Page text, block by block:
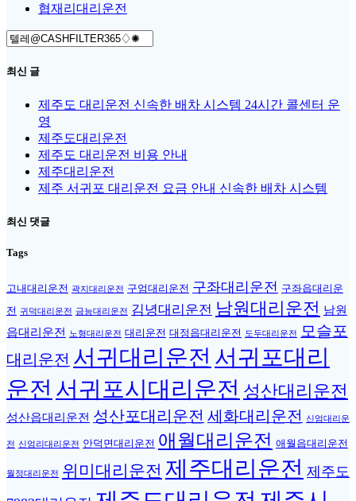
협재리대리운전
Search
for:
최신 글
제주도 대리운전 신속한 배차 시스템 24시간 콜센터 운
영
제주도대리운전
제주도 대리운전 비용 안내
제주대리운전
제주 서귀포 대리운전 요금 안내 신속한 배차 시스템
최신 댓글
Tags
고내대리운전 곽지대리운전 구엄대리운전 구좌대리운전 구좌읍대리운
전 귀덕대리운전 금능대리운전 김녕대리운전 남원대리운전 남원
읍대리운전
노형대리운전 대리운전 대정읍대리운전 도두대리운전
모슬포
대리운전 서귀대리운전 서귀포대리
운전 서귀포시대리운전 성산대리운전
성산읍대리운전 성산포대리운전 세화대리운전 신엄대리운
전 신엄리대리운전 안덕면대리운전 애월대리운전 애월읍대리운전
월정대리운전 위미대리운전 제주대리운전 제주도